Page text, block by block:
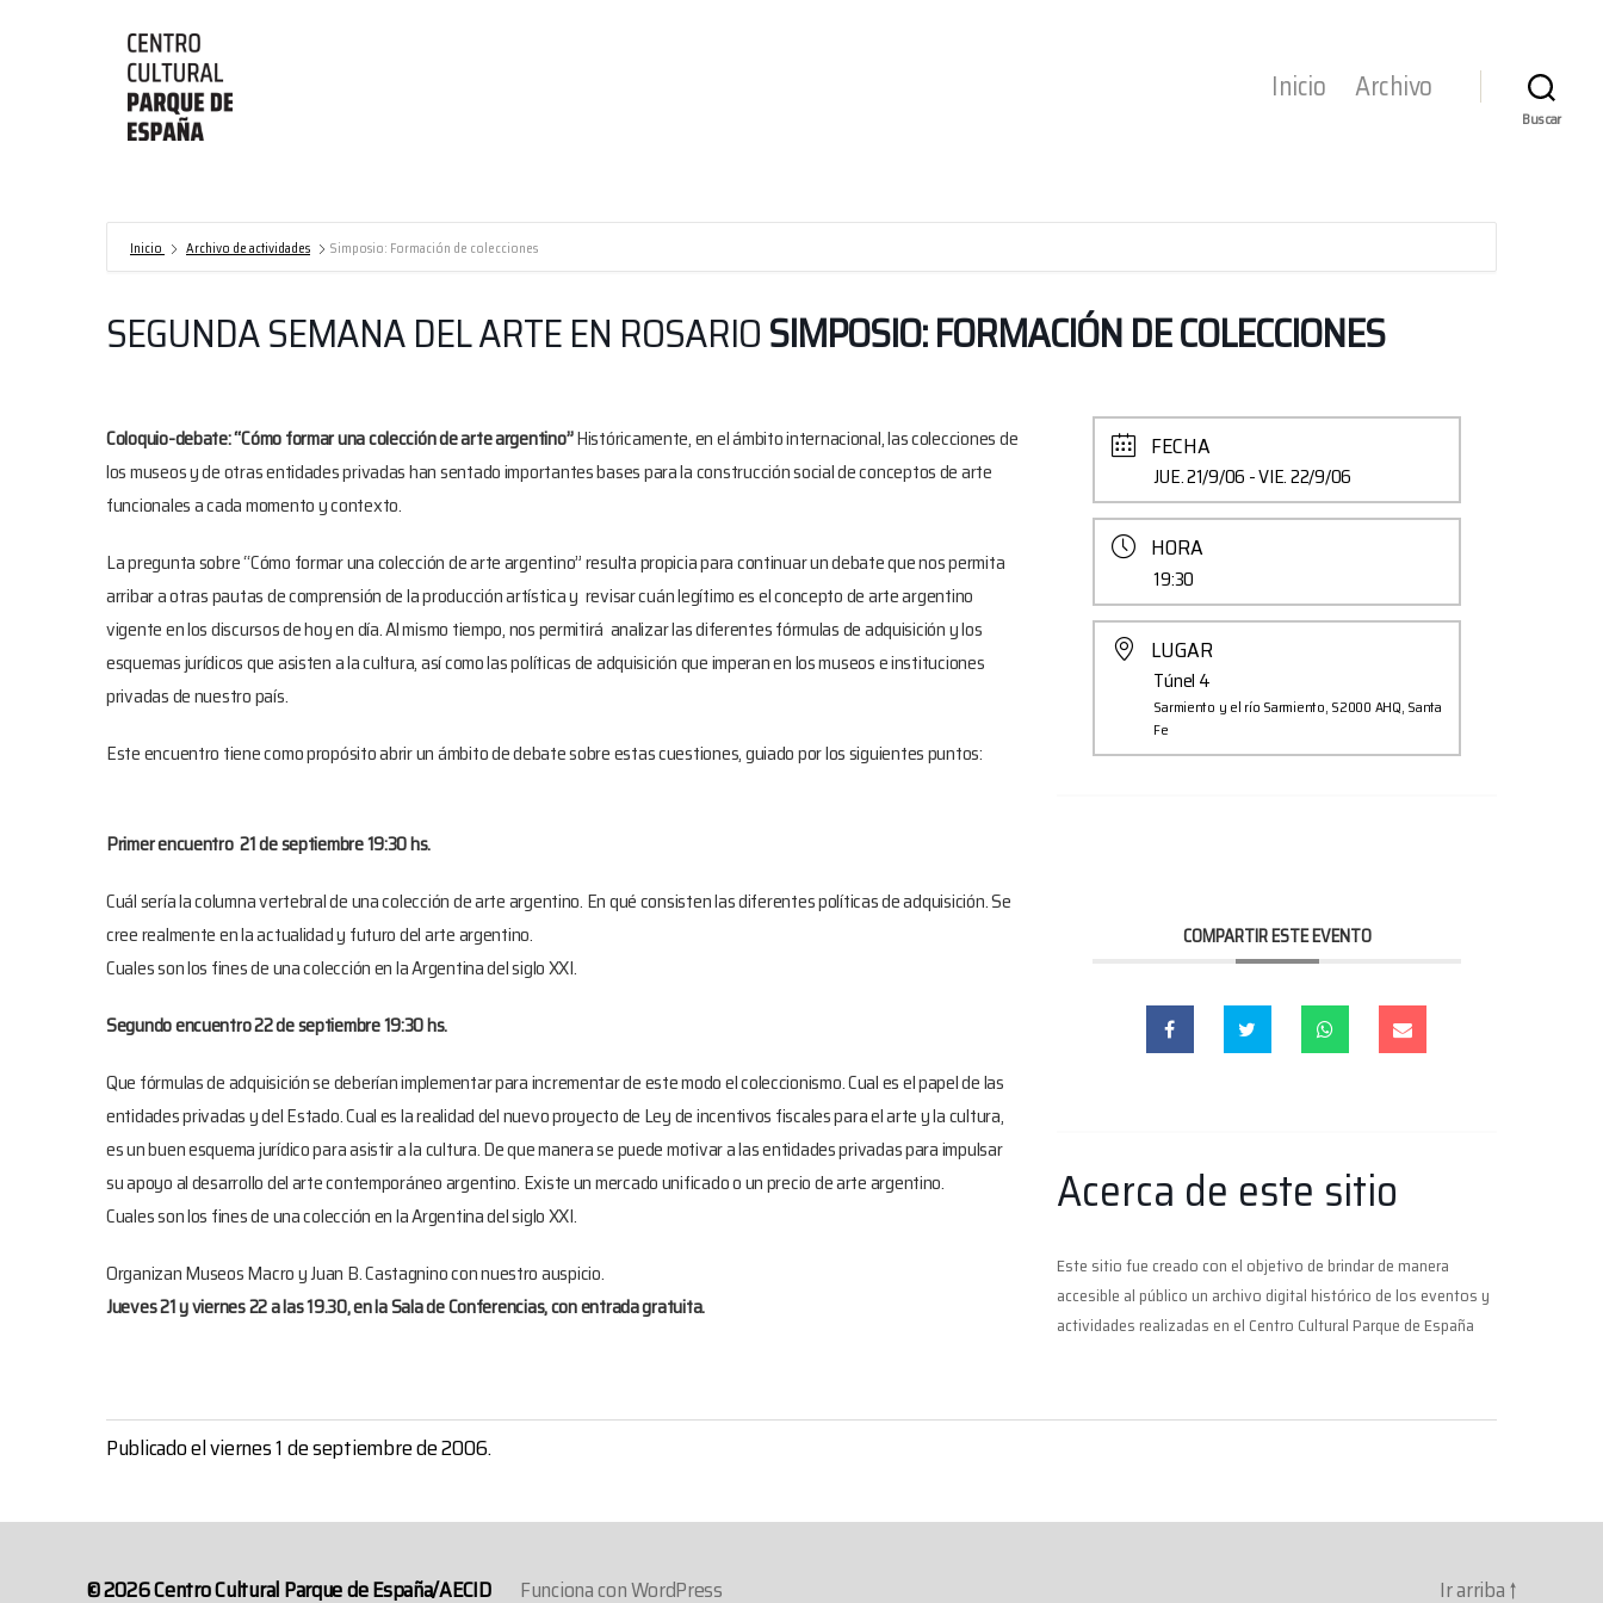
de
España/AECID
Inicio Archivo
Buscar
Inicio Archivo de actividades Simposio: Formación de colecciones
SEGUNDA SEMANA DEL ARTE EN ROSARIOSIMPOSIO: FORMACIÓN DE COLECCIONES
Coloquio-debate: “Cómo formar una colección de arte argentino”Históricamente, en el ámbito internacional, las colecciones de
los museos y de otras entidades privadas han sentado importantes bases para la construcción social de conceptos de arte
funcionales a cada momento y contexto.
La pregunta sobre “Cómo formar una colección de arte argentino” resulta propicia para continuar un debate que nos permita
arribar a otras pautas de comprensión de la producción artística y revisar cuán legítimo es el concepto de arte argentino
vigente en los discursos de hoy en día. Al mismo tiempo, nos permitirá analizar las diferentes fórmulas de adquisición y los
esquemas jurídicos que asisten a la cultura, así como las políticas de adquisición que imperan en los museos e instituciones
privadas de nuestro país.
Este encuentro tiene como propósito abrir un ámbito de debate sobre estas cuestiones, guiado por los siguientes puntos:
Primer encuentro 21 de septiembre 19:30 hs.
Cuál sería la columna vertebral de una colección de arte argentino. En qué consisten las diferentes políticas de adquisición. Se
cree realmente en la actualidad y futuro del arte argentino.
Cuales son los fines de una colección en la Argentina del siglo XXI.
Segundo encuentro 22 de septiembre 19:30 hs.
Que fórmulas de adquisición se deberían implementar para incrementar de este modo el coleccionismo. Cual es el papel de las
entidades privadas y del Estado. Cual es la realidad del nuevo proyecto de Ley de incentivos fiscales para el arte y la cultura,
es un buen esquema jurídico para asistir a la cultura. De que manera se puede motivar a las entidades privadas para impulsar
su apoyo al desarrollo del arte contemporáneo argentino. Existe un mercado unificado o un precio de arte argentino.
Cuales son los fines de una colección en la Argentina del siglo XXI.
Organizan Museos Macro y Juan B. Castagnino con nuestro auspicio.
Jueves 21 y viernes 22 a las 19.30, en la Sala de Conferencias, con entrada gratuita.
FECHA
JUE. 21/9/06 - VIE. 22/9/06
HORA
19:30
LUGAR
Túnel 4
Sarmiento y el río Sarmiento, S2000 AHQ, Santa
Fe
COMPARTIR ESTE EVENTO
Acerca de este sitio
Este sitio fue creado con el objetivo de brindar de manera
accesible al público un archivo digital histórico de los eventos y
actividades realizadas en el Centro Cultural Parque de España
Publicado el viernes 1 de septiembre de 2006.
© 2026Centro Cultural Parque de España/AECID Funciona con WordPress Ir arriba↑